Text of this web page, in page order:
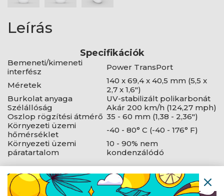
Leírás
Specifikációk
Bemeneti/kimeneti
interfész
Power TransPort
Méretek
140 x 69,4 x 40,5 mm (5,5 x
2,7 x 1,6")
Burkolat anyaga
UV-stabilizált polikarbonát
Szélállóság
Akár 200 km/h (124,27 mph)
Oszlop rögzítési átmérő 35 - 60 mm (1,38 - 2,36")
Környezeti üzemi
hőmérséklet
-40 - 80° C (-40 - 176° F)
Környezeti üzemi
páratartalom
10 - 90% nem
kondenzálódó